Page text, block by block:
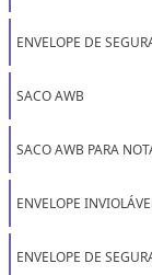
ENVELOPE DE
SACO AWB
SACO AWB PARA
ENVELOPE
ENVELOPE DE